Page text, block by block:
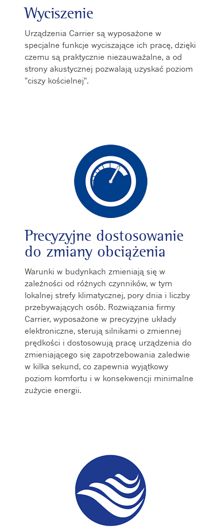
Wyciszenie
Urządzenia Carrier są wyposażone w
specjalne funkcje wyciszające ich pracę, dzięki
czemu są praktycznie niezauważalne, a od
strony akustycznej pozwalają uzyskać poziom
"ciszy kościelnej".
Precyzyjne dostosowanie
do zmiany obciążenia
Warunki w budynkach zmieniają się w
zależności od różnych czynników, w tym
lokalnej strefy klimatycznej, pory dnia i liczby
przebywających osób. Rozwiązania firmy
Carrier, wyposażone w precyzyjne układy
elektroniczne, sterują silnikami o zmiennej
prędkości i dostosowują pracę urządzenia do
zmieniającego się zapotrzebowania zaledwie
w kilka sekund, co zapewnia wyjątkowy
poziom komfortu i w konsekwencji minimalne
zużycie energii.